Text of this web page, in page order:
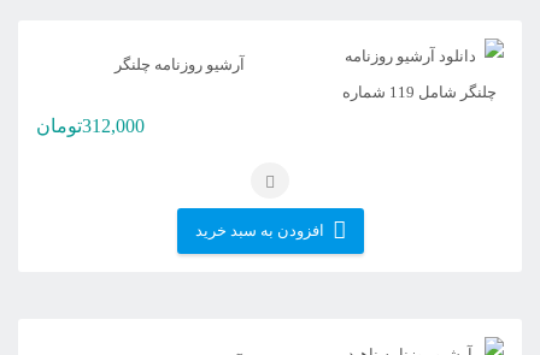
آرشیو روزنامه چلنگر
312,000تومان
افزودن به سبد خرید